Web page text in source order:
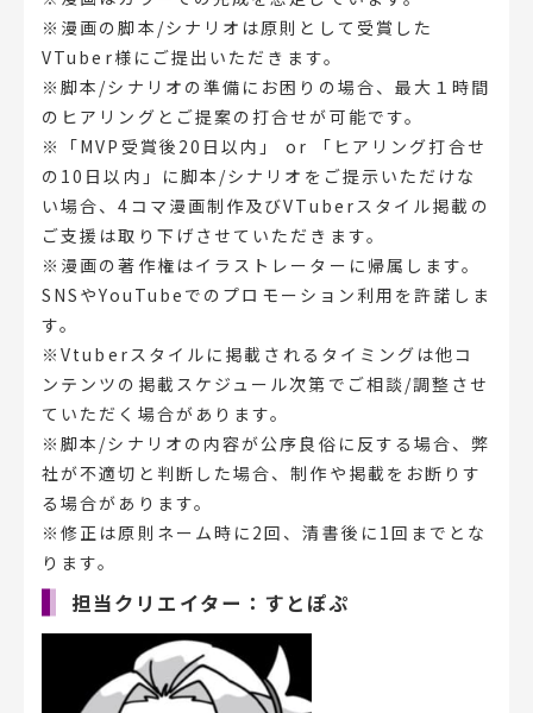
※漫画の脚本/シナリオは原則として受賞した
VTuber様にご提出いただきます。
※脚本/シナリオの準備にお困りの場合、最大１時間
のヒアリングとご提案の打合せが可能です。
※「MVP受賞後20日以内」 or 「ヒアリング打合せ
の10日以内」に脚本/シナリオをご提示いただけな
い場合、4コマ漫画制作及びVTuberスタイル掲載の
ご支援は取り下げさせていただきます。
※漫画の著作権はイラストレーターに帰属します。
SNSやYouTubeでのプロモーション利用を許諾しま
す。
※Vtuberスタイルに掲載されるタイミングは他コ
ンテンツの掲載スケジュール次第でご相談/調整させ
ていただく場合があります。
※脚本/シナリオの内容が公序良俗に反する場合、弊
社が不適切と判断した場合、制作や掲載をお断りす
る場合があります。
※修正は原則ネーム時に2回、清書後に1回までとな
ります。
担当クリエイター：すとぽぷ